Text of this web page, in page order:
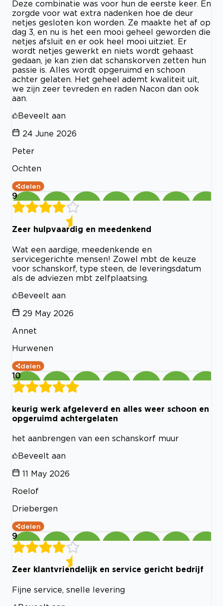
Deze combinatie was voor hun de eerste keer. En
zorgde voor wat extra nadenken hoe de deur
netjes gesloten kon worden. Ze maakte het af op
dag 3, en nu is het een mooi geheel geworden die
netjes afsluit en er ook heel mooi uitziet. Er
wordt netjes gewerkt en niets wordt gehaast
gedaan, je kan zien dat schanskorven zetten hun
passie is. Alles wordt opgeruimd en schoon
achter gelaten. Het geheel ademt kwaliteit uit,
we zijn zeer tevreden en raden Nacon dan ook
aan.
Beveelt aan
24 June 2026
Peter
Ochten
delen
9
Zeer hulpvaardig en meedenkend
Wat een aardige, meedenkende en
servicegerichte mensen! Zowel mbt de keuze
voor schanskorf, type steen, de leveringsdatum
als de adviezen mbt zelfplaatsing.
Beveelt aan
29 May 2026
Annet
Hurwenen
delen
10
keurig werk afgeleverd en alles weer schoon en
opgeruimd achtergelaten
het aanbrengen van een schanskorf muur
Beveelt aan
11 May 2026
Roelof
Driebergen
delen
9
Zeer klantvriendelijk en service gericht bedrijf
Fijne service, snelle levering